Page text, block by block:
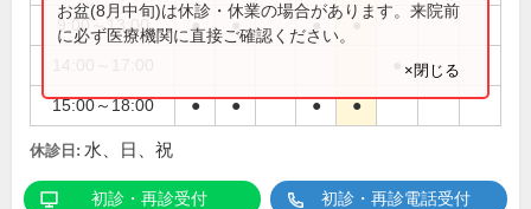
9:00～13:00 ● ● ● ●
15:00～18:00 ● ● ● ●
お盆(8月中旬)は休診・休業の場合があります。来院前
に必ず医療機関に直接ご確認ください。
×閉じる
休診日: 水、日、祝
初診・再診受付 初診・再診電話受付